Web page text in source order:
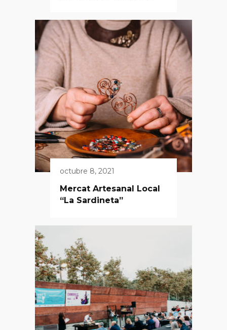
octubre 8, 2021
Mercat Artesanal Local
“La Sardineta”